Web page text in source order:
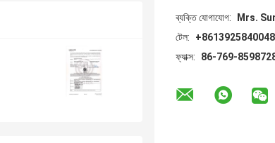
ব্যক্তি যোগাযোগ:
Mrs.
টেল:
+8613925840048
ফ্যাক্স:
86-769-